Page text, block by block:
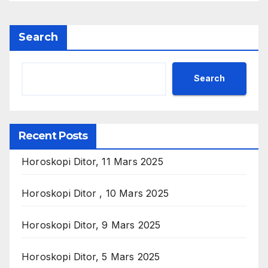
Search
Search
Recent Posts
Horoskopi Ditor, 11 Mars 2025
Horoskopi Ditor , 10 Mars 2025
Horoskopi Ditor, 9 Mars 2025
Horoskopi Ditor, 5 Mars 2025